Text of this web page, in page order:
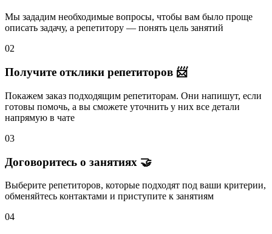
Мы зададим необходимые вопросы, чтобы вам было проще
описать задачу, а репетитору — понять цель занятий
02
Получите отклики репетиторов 📨
Покажем заказ подходящим репетиторам. Они напишут, если
готовы помочь, а вы сможете уточнить у них все детали
напрямую в чате
03
Договоритесь о занятиях 🤝
Выберите репетиторов, которые подходят под ваши критерии,
обменяйтесь контактами и приступите к занятиям
04